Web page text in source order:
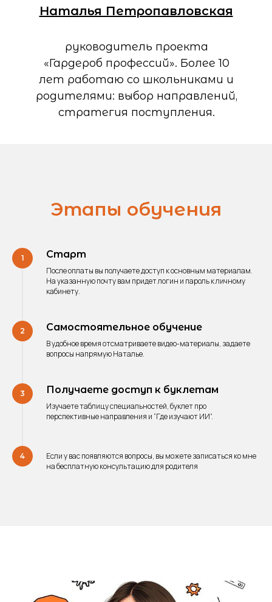
руководитель проекта
«Гардероб профессий». Более 10
лет работаю со школьниками и
родителями: выбор направлений,
стратегия поступления.
Наталья Петропавловская
Этапы обучения
Старт
После оплаты вы получаете доступ к основным материалам.
На указанную почту вам придет логин и пароль к личному
кабинету.
Самостоятельное обучение
В удобное время отсматриваете видео-материалы, задаете
вопросы напрямую Наталье.
Получаете доступ к буклетам
Изучаете таблицу специальностей, буклет про
перспективные направления и “Где изучают ИИ”.
Если у вас появляются вопросы, вы можете записаться ко мне
на бесплатную консультацию для родителя
Программы
Обо мне
Онлайн курсы
Отзывы
© 2024, ГАРДЕРОБ ПРОФЕССИЙ
+79135176643
Коллегам
Политика обработки
персональных данных
Электронная почта: Nata-0072@yandex.ru
Номер телефона: + 7 (913) 517 66 43
Тесты